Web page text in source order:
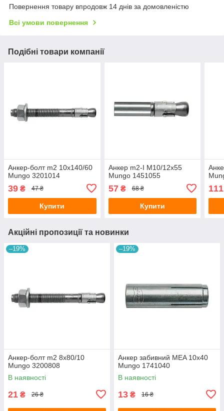
Повернення товару впродовж 14 днів за домовленістю
Всі умови повернення
Подібні товари компанії
Анкер-болт m2 10х140/60
Mungo 3201014
39 ₴ 47 ₴
Купити
Анкер m2-I M10/12x55
Mungo 1451055
57₴ 68 ₴
Купити
111
Акційні пропозиції та новинки
–19%
Анкер-болт m2 8х80/10
Mungo 3200808
В наявності
21 ₴ 26 ₴
–19%
Анкер забивний MEA 10x40
Mungo 1741040
В наявності
13 ₴ 16 ₴